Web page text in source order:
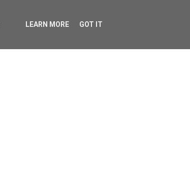
LEARN MORE GOT IT